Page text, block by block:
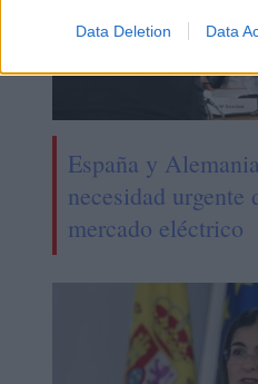
Data Deletion Data
España y
necesidad urgente
mercado eléctrico